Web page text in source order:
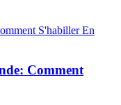
Comment